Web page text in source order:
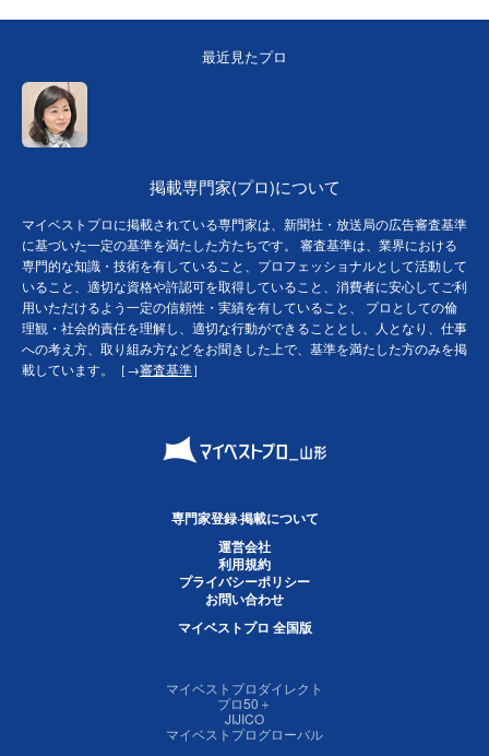
最近見たプロ
掲載専門家(プロ)について
マイベストプロに掲載されている専門家は、新聞社・放送局の広告審査基準
に基づいた一定の基準を満たした方たちです。 審査基準は、業界における
専門的な知識・技術を有していること、プロフェッショナルとして活動して
いること、適切な資格や許認可を取得していること、消費者に安心してご利
用いただけるよう一定の信頼性・実績を有していること、 プロとしての倫
理観・社会的責任を理解し、適切な行動ができることとし、人となり、仕事
への考え方、取り組み方などをお聞きした上で、基準を満たした方のみを掲
載しています。［→審査基準］
専門家登録·掲載について
運営会社
利用規約
プライバシーポリシー
お問い合わせ
マイベストプロ 全国版
マイベストプロダイレクト
プロ50＋
JIJICO
マイベストプログローバル